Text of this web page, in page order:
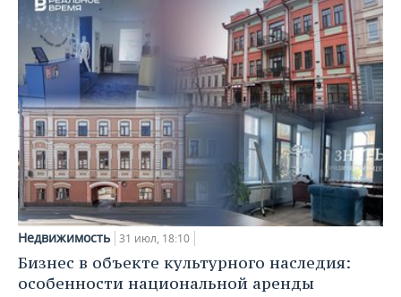
Недвижимость 31 июл, 18:10
Бизнес в объекте культурного наследия:
особенности национальной аренды